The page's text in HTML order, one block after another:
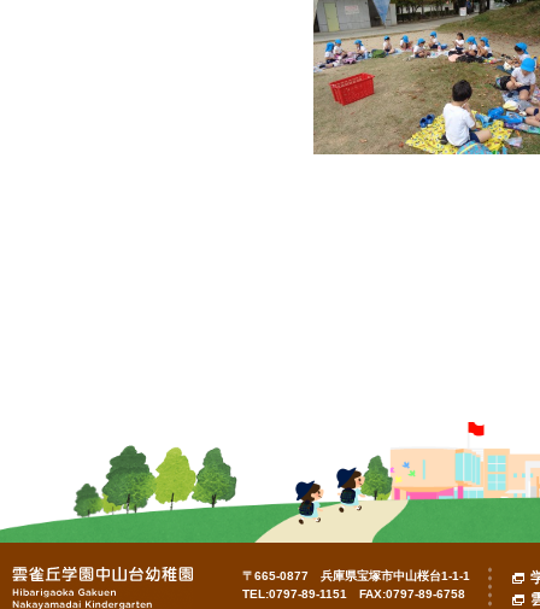
〒665-0877 兵庫県宝塚市中山桜台1-1-1
TEL:0797-89-1151 FAX:0797-89-6758